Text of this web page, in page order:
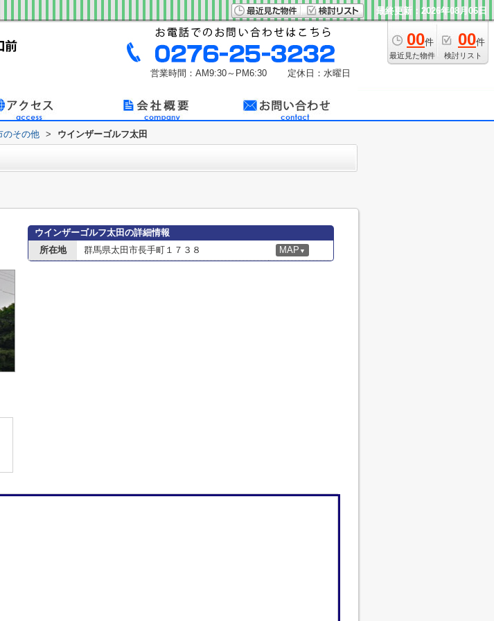
最終更新：2026年08月06日
00件
最近見た物件
00件
検討リスト
営業時間：AM9:30～PM6:30 定休日：水曜日
のその他 > ウインザーゴルフ太田
ウインザーゴルフ太田の詳細情報
所在地
群馬県太田市長手町１７３８ MAP ▼